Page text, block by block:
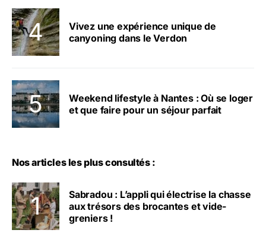
Vivez une expérience unique de
canyoning dans le Verdon
Weekend lifestyle à Nantes : Où se loger
et que faire pour un séjour parfait
Nos articles les plus consultés :
Sabradou : L’appli qui électrise la chasse
aux trésors des brocantes et vide-
greniers !